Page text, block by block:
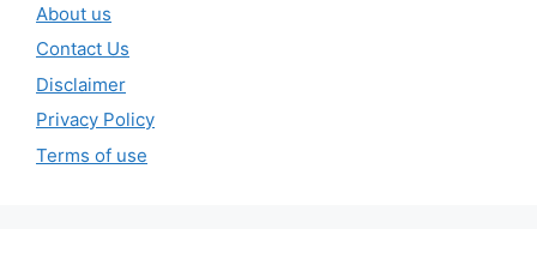
About us
Contact Us
Disclaimer
Privacy Policy
Terms of use